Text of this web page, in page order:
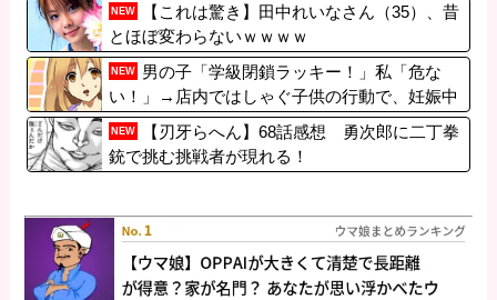
NEW
【これは驚き】田中れいなさん（35）、昔
とほぼ変わらないｗｗｗｗ
NEW
男の子「学級閉鎖ラッキー！」私「危な
い！」→店内ではしゃぐ子供の行動で、妊娠中
の私は思わぬ災難に遭い…
NEW
【刃牙らへん】68話感想 勇次郎に二丁拳
銃で挑む挑戦者が現れる！